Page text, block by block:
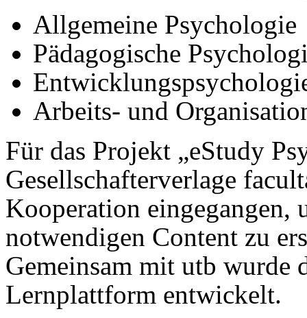
Allgemeine Psychologie
Pädagogische
Arbeits- und
Für das Projekt „eStudy
Gesellschafterverlage
Kooperation eingegangen,
notwendigen Content zu
Gemeinsam mit utb wurde
Lernplattform entwickelt.